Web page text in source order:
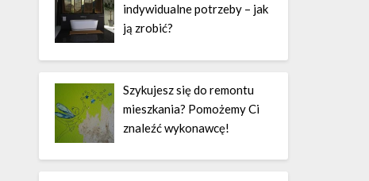
indywidualne potrzeby – jak
ją zrobić?
Szykujesz się do remontu
mieszkania? Pomożemy Ci
znaleźć wykonawcę!